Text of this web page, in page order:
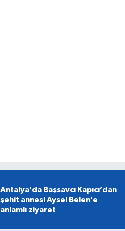
Antalya’da Başsavcı Kapıcı’dan
şehit annesi Aysel Belen’e
anlamlı ziyaret